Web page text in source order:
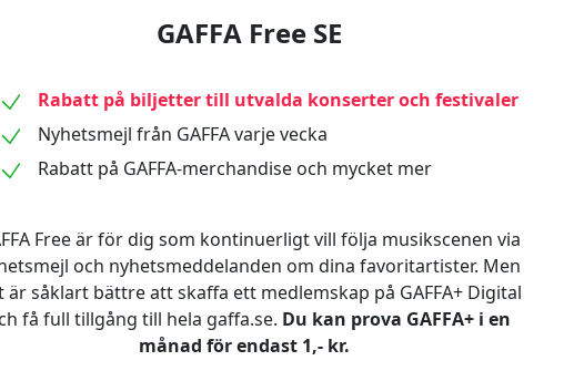
GAFFA Free SE
Rabatt på biljetter till utvalda konserter och festivaler
Nyhetsmejl från GAFFA varje vecka
Rabatt på GAFFA-merchandise och mycket mer
Free är för dig som kontinuerligt vill följa musikscenen via
och nyhetsmeddelanden om dina favoritartister. Men
är såklart bättre att skaffa ett medlemskap på GAFFA+ Digital
få full tillgång till hela gaffa.se. Du kan prova GAFFA+ i en
månad för endast 1,- kr.